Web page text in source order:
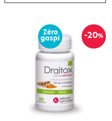
-20%
Zéro
gaspi